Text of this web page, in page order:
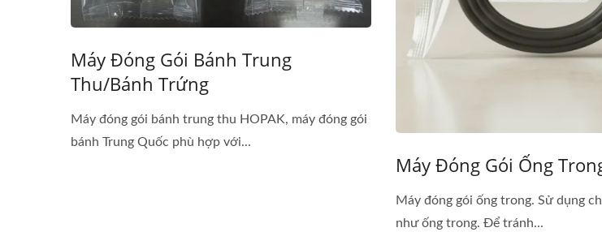
Máy Đóng Gói Bánh Trung
Thu/Bánh Trứng
Máy đóng gói bánh trung thu HOPAK, máy đóng gói
bánh Trung Quốc phù hợp với...
Máy Đóng Gói Ống
Máy đóng gói ống trong. Sử dụng
như ống trong. Để tránh...